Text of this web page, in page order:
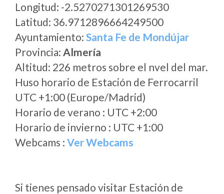
Longitud: -2.5270271301269530
Latitud: 36.9712896664249500
Ayuntamiento: Santa Fe de Mondújar
Provincia: Almería
Altitud: 226 metros sobre el nvel del mar.
Huso horario de Estación de Ferrocarril
UTC +1:00 (Europe/Madrid)
Horario de verano : UTC +2:00
Horario de invierno : UTC +1:00
Webcams : Ver Webcams
Si tienes pensado visitar Estación de